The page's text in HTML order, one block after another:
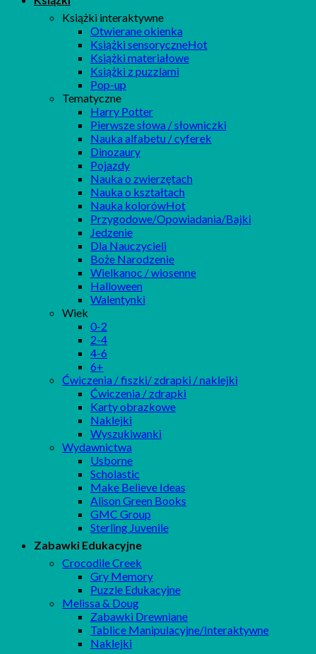
Książki interaktywne
Otwierane okienka
Książki sensoryczne
Książki materiałowe
Książki z puzzlami
Pop-up
Tematyczne
Harry Potter
Pierwsze słowa / słowniczki
Nauka alfabetu / cyferek
Dinozaury
Pojazdy
Nauka o zwierzętach
Nauka o kształtach
Nauka kolorów
Przygodowe/Opowiadania/Bajki
Jedzenie
Dla Nauczycieli
Boże Narodzenie
Wielkanoc / wiosenne
Halloween
Walentynki
Wiek
0-2
2-4
4-6
6+
Ćwiczenia / fiszki/ zdrapki / naklejki
Ćwiczenia / zdrapki
Karty obrazkowe
Naklejki
Wyszukiwanki
Wydawnictwa
Usborne
Scholastic
Make Believe Ideas
Alison Green Books
GMC Group
Sterling Juvenile
Zabawki Edukacyjne
Crocodile Creek
Gry Memory
Puzzle Edukacyjne
Melissa & Doug
Zabawki Drewniane
Tablice Manipulacyjne/Interaktywne
Naklejki